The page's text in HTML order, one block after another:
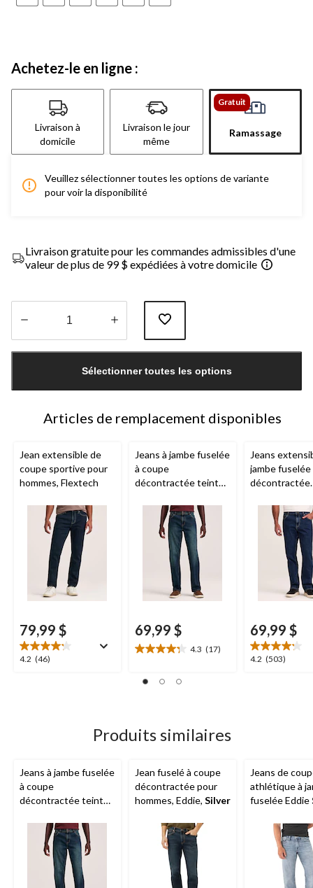
Achetez-le en ligne :
Livraison à
domicile
Livraison le jour
même
Gratuit
Ramassage
Veuillez sélectionner toutes les options de variante
pour voir la disponibilité
Livraison gratuite pour les commandes admissibles d'une
valeur de plus de 99 $ expédiées à votre domicile
jour
Sélectionner toutes les options
Articles de remplacement disponibles
Jean extensible de
coupe sportive pour
hommes, Flextech
79,99 $
4.2 (46)
4.2
Jeans à jambe fuselée
à coupe
décontractée teinte
Denver Hayespour
hommes
69,99 $
4.3 (17)
4.3
sur
Jeans
jambe fuselée
décontractée
pierre sur 360
Denver
hommes
69,99 $
4.2 (503)
4.2
Produits similaires
Jeans à jambe fuselée
à coupe
décontractée teinte
Denver Hayespour
hommes
Jean fuselé à coupe
décontractée pour
hommes, Eddie, Silver
Jeans de
athlétique à
fuselée Eddie
hommes